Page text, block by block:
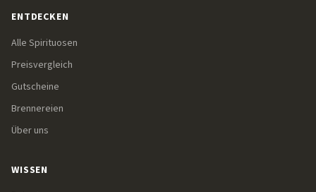
ENTDECKEN
Alle Spirituosen
Preisvergleich
Gutscheine
Brennereien
Über uns
WISSEN